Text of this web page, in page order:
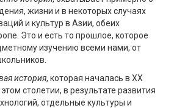
жизни и в некоторых случаях
и культур в Азии, обеих
Это и есть то прошлое, которое
изучению всеми нами, от
история, которая началась в ХХ
столетии, в результате развития
отдельные культуры и